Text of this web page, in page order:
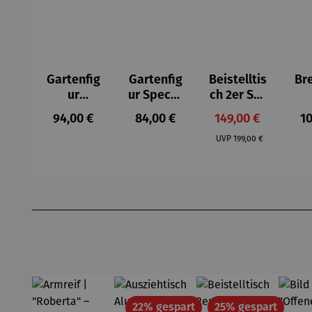
Gartenfig
ur
Buntspec
ht Vogel -
Regulärer Preis:
94,00 €
Gartenfig
ur Specht
- Wilson
Bhire
Regulärer Preis:
84,00 €
Beistelltis
ch 2er Set
– Dalias
Verkaufspreis:
149,00 €
UVP Regulärer Preis:
199,00 €
22% gespartRabatt25% gespartRabatt